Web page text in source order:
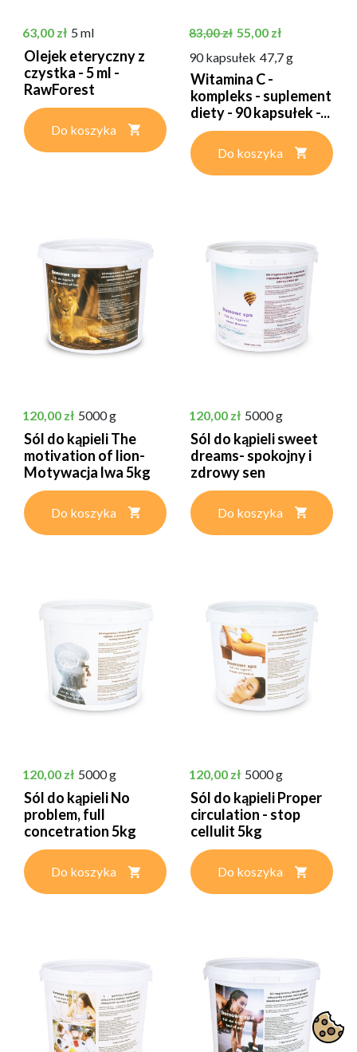
Cena
63,00 zł 5 ml
Olejek eteryczny z
czystka - 5 ml -
RawForest
Do koszyka
Cena podstawowa
83,00 zł Cena
55,00 zł
90 kapsułek 47,7 g
Witamina C -
kompleks - suplement
diety - 90 kapsułek -...
Do koszyka
Cena
120,00 zł 5000 g
Sól do kąpieli The
motivation of lion-
Motywacja lwa 5kg
Do koszyka
Cena
120,00 zł 5000 g
Sól do kąpieli sweet
dreams- spokojny i
zdrowy sen
Do koszyka
Cena
120,00 zł 5000 g
Sól do kąpieli No
problem, full
concetration 5kg
Do koszyka
Cena
120,00 zł 5000 g
Sól do kąpieli Proper
circulation - stop
cellulit 5kg
Do koszyka